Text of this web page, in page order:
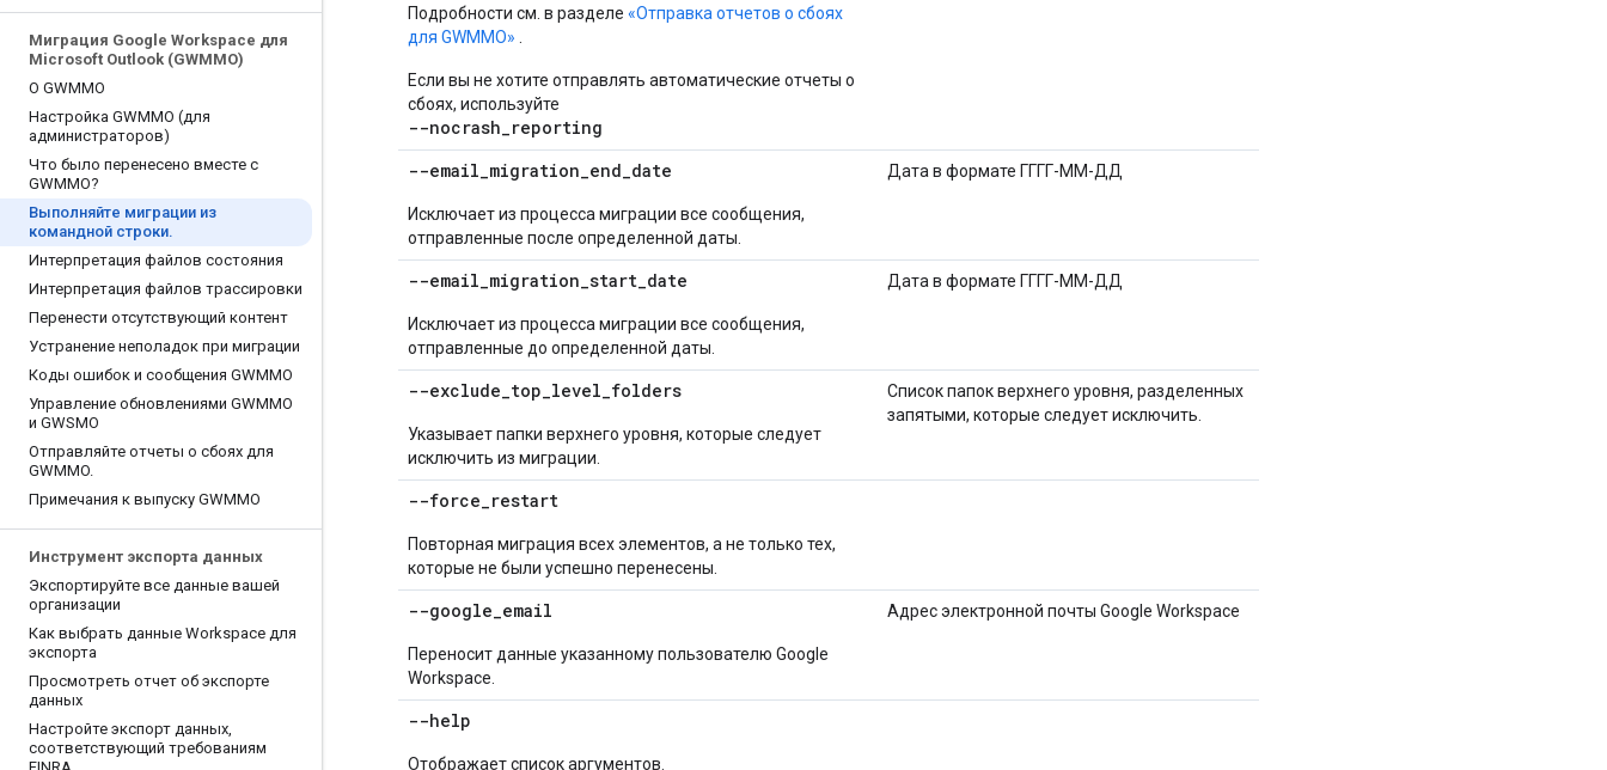
Миграция Google Workspace для
Microsoft Outlook (GWMMO)
О GWMMO
Настройка GWMMO (для
администраторов)
Что было перенесено вместе с
GWMMO?
Выполняйте миграции из
командной строки.
Интерпретация файлов состояния
Интерпретация файлов трассировки
Перенести отсутствующий контент
Устранение неполадок при миграции
Коды ошибок и сообщения GWMMO
Управление обновлениями GWMMO
и GWSMO
Отправляйте отчеты о сбоях для
GWMMO.
Примечания к выпуску GWMMO
Инструмент экспорта данных
Экспортируйте все данные вашей
организации
Как выбрать данные Workspace для
экспорта
Просмотреть отчет об экспорте
данных
Настройте экспорт данных,
соответствующий требованиям
Подробности см. в разделе «Отправка отчетов о сбоях
для GWMMO»
Если вы не хотите отправлять автоматические отчеты о
сбоях, используйте
--nocrash_reporting
--email_migration_end_date
Исключает из процесса миграции все сообщения,
отправленные после определенной даты.
Дата в формате ГГГГ-ММ-ДД
--email_migration_start_date
Исключает из процесса миграции все сообщения,
отправленные до определенной даты.
Дата в формате ГГГГ-ММ-ДД
--exclude_top_level_folders
Указывает папки верхнего уровня, которые следует
исключить из миграции.
Список папок верхнего уровня, разделенных
запятыми, которые следует исключить.
--force_restart
Повторная миграция всех элементов, а не только тех,
которые не были успешно перенесены.
--google_email
Переносит данные указанному пользователю Google
Workspace.
Адрес электронной почты Google Workspace
--help
Отображает список аргументов.